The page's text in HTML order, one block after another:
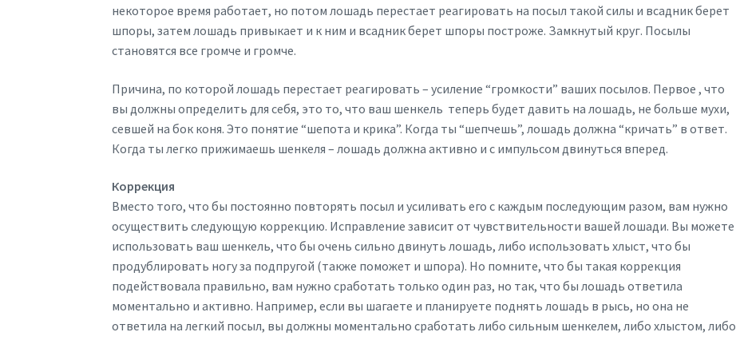
некоторое время работает, но потом лошадь перестает реагировать на посыл такой силы и всадник берет
шпоры, затем лошадь привыкает и к ним и всадник берет шпоры построже. Замкнутый круг. Посылы
становятся все громче и громче.
Причина, по которой лошадь перестает реагировать – усиление “громкости” ваших посылов. Первое , что
вы должны определить для себя, это то, что ваш шенкель теперь будет давить на лошадь, не больше мухи,
севшей на бок коня. Это понятие “шепота и крика”. Когда ты “шепчешь”, лошадь должна “кричать” в ответ.
Когда ты легко прижимаешь шенкеля – лошадь должна активно и с импульсом двинуться вперед.
Коррекция
Вместо того, что бы постоянно повторять посыл и усиливать его с каждым последующим разом, вам нужно
осуществить следующую коррекцию. Исправление зависит от чувствительности вашей лошади. Вы можете
использовать ваш шенкель, что бы очень сильно двинуть лошадь, либо использовать хлыст, что бы
продублировать ногу за подпругой (также поможет и шпора). Но помните, что бы такая коррекция
подействовала правильно, вам нужно сработать только один раз, но так, что бы лошадь ответила
моментально и активно. Например, если вы шагаете и планируете поднять лошадь в рысь, но она не
ответила на легкий посыл, вы должны моментально сработать либо сильным шенкелем, либо хлыстом, либо